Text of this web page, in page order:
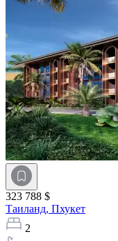
323 788 $
Таиланд, Пхукет
2